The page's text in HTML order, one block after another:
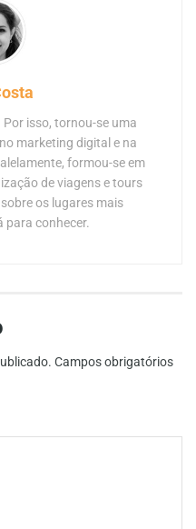
isso, tornou-se uma
marketing digital e na
formou-se em
de viagens e tours
os lugares mais
para conhecer.
Campos obrigatórios